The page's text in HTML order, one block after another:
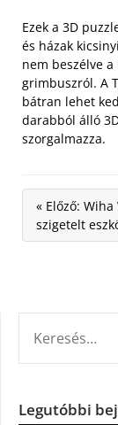
Ezek a 3D
és házak
nem beszélve
grimbuszról. A
bátran lehet
darabból álló
szorgalmazza.
« Előző: Wiha
szigetelt
Legutóbbi